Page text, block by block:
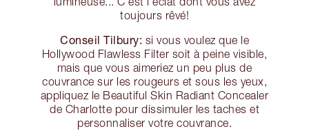
toujours rêvé!
Conseil Tilbury: si vous voulez que le
Hollywood Flawless Filter soit à peine visible,
mais que vous aimeriez un peu plus de
couvrance sur les rougeurs et sous les yeux,
appliquez le Beautiful Skin Radiant Concealer
de Charlotte pour dissimuler les taches et
personnaliser votre couvrance.